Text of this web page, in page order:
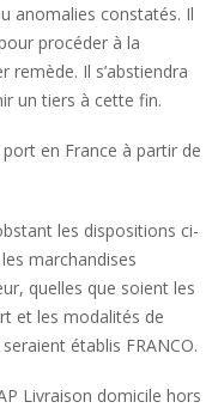
anomalies constatés. Il
procéder à la
Il s’abstiendra
un tiers à cette fin.
en France à partir de
les dispositions ci-
marchandises
quelles que soient les
et les modalités de
établis FRANCO.
Livraison domicile hors